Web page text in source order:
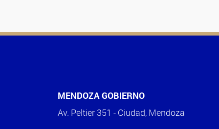
MENDOZA GOBIERNO
Av. Peltier 351 - Ciudad, Mendoza